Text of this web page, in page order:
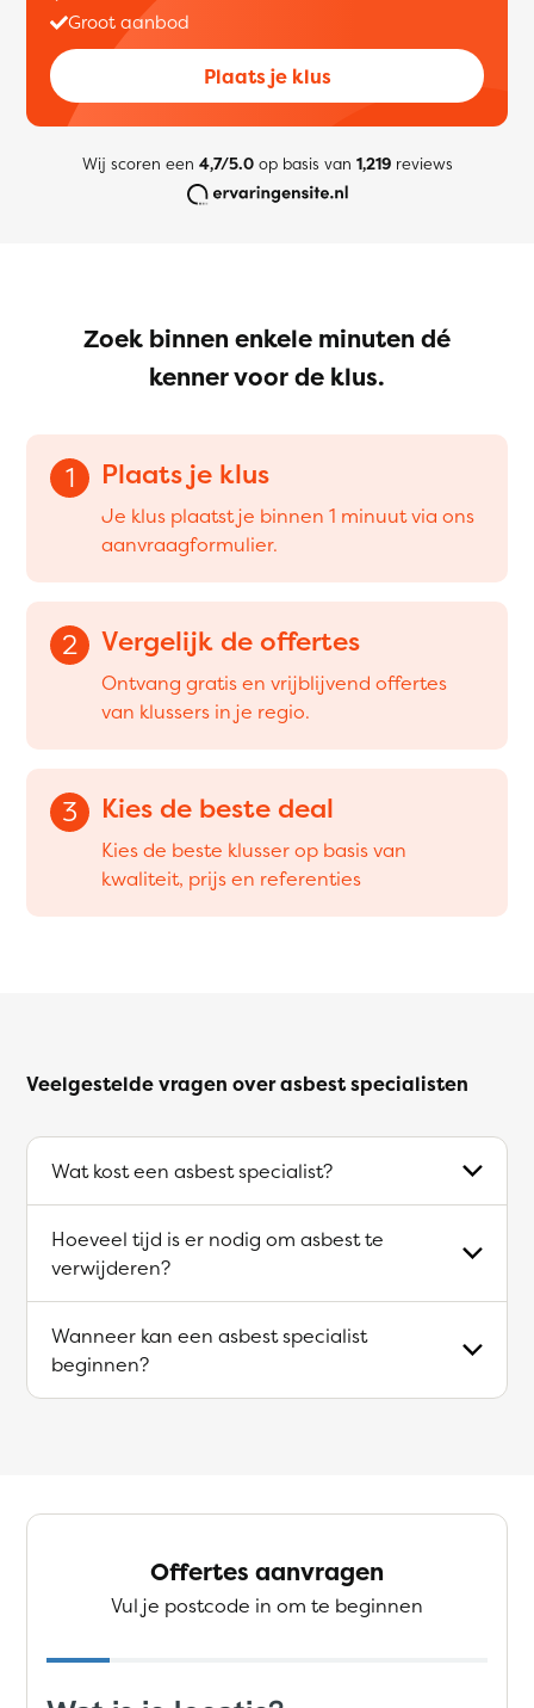
Groot aanbod
Plaats je klus
Wij scoren een 4,7/5.0op basis van 1,219reviews
Zoek binnen enkele minuten dé
kenner voor de klus.
1 Plaats je klus
Je klus plaatst je binnen 1 minuut via ons
aanvraagformulier.
2 Vergelijk de offertes
Ontvang gratis en vrijblijvend offertes
van klussers in je regio.
3 Kies de beste deal
Kies de beste klusser op basis van
kwaliteit, prijs en referenties
Veelgestelde vragen over asbest specialisten
Wat kost een asbest specialist?
Hoeveel tijd is er nodig om asbest te
verwijderen?
Wanneer kan een asbest specialist
beginnen?
Offertes aanvragen
Vul je postcode in om te beginnen